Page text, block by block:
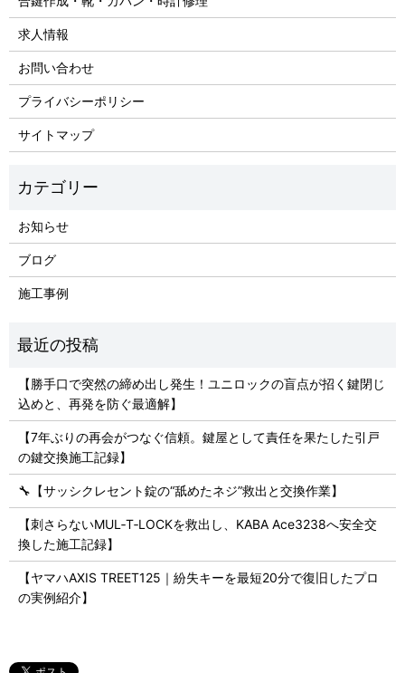
求人情報
お問い合わせ
プライバシーポリシー
サイトマップ
お知らせ
ブログ
施工事例
【勝手口で突然の締め出し発生！ユニロックの盲点が招く鍵閉じ
込めと、再発を防ぐ最適解】
【7年ぶりの再会がつなぐ信頼。鍵屋として責任を果たした引戸
の鍵交換施工記録】
🔧【サッシクレセント錠の“舐めたネジ”救出と交換作業】
【刺さらないMUL‑T‑LOCKを救出し、KABA Ace3238へ安全交
換した施工記録】
【ヤマハAXIS TREET125｜紛失キーを最短20分で復旧したプロ
の実例紹介】